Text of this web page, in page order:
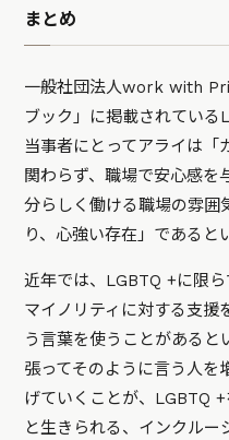
まとめ
一般社団法人work with
ブック」に掲載されている
当事者にとってアライは「
関わらず、職場で安心感を
分らしく働ける職場の雰囲
り、心強い存在」であると
近年では、LGBTQ +に限
マイノリティに対する支援
う言葉を使うことがあると
張ってそのように言う人を
げていくことが、LGBTQ
と生きられる、インクル